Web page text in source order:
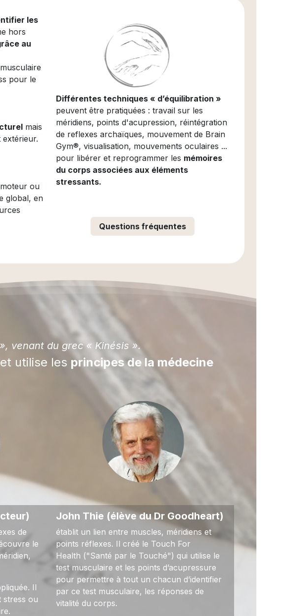
les
hors
au
pour le
mais
extérieur.
ou
global, en
Différentes techniques « d’équilibration »
peuvent être pratiquées : travail sur les
méridiens, points d'acupression, réintégration
de reflexes archaïques, mouvement de Brain
Gym®, visualisation, mouvements oculaires ...
pour libérer et reprogrammer les mémoires
du corps associées aux éléments
stressants.
Questions fréquentes
de
le
Il
stress ou
John Thie (élève du Dr Goodheart)
établit un lien entre muscles, méridiens et
points réflexes. Il créé le Touch For
Health ("Santé par le Touché") qui utilise le
test musculaire et les points d’acupressure
pour permettre à tout un chacun d’identifier
par ce test musculaire, les réponses de
vitalité du corps.
venant du grec « Kinésis ».
utilise les principes de la médecine